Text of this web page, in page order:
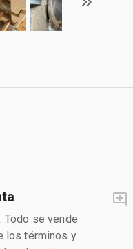
Todo se vende
los términos y